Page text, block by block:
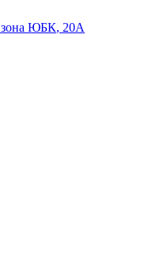
зона ЮБК, 20А